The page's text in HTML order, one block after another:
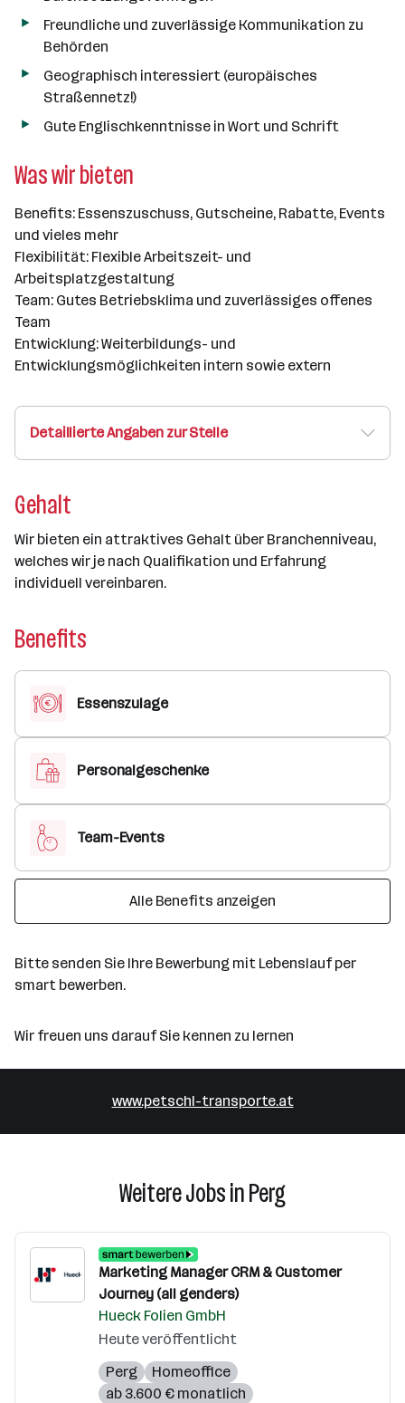
Freundliche und zuverlässige Kommunikation zu
Behörden
Geographisch interessiert (europäisches
Straßennetz!)
Gute Englischkenntnisse in Wort und Schrift
Was wir bieten
Benefits: Essenszuschuss, Gutscheine, Rabatte, Events
und vieles mehr
Flexibilität: Flexible Arbeitszeit- und
Arbeitsplatzgestaltung
Team: Gutes Betriebsklima und zuverlässiges offenes
Team
Entwicklung: Weiterbildungs- und
Entwicklungsmöglichkeiten intern sowie extern
Detaillierte Angaben zur Stelle
Gehalt
Wir bieten ein attraktives Gehalt über Branchenniveau,
welches wir je nach Qualifikation und Erfahrung
individuell vereinbaren.
Benefits
Essenszulage
Personalgeschenke
Team-Events
Alle Benefits anzeigen
Bitte senden Sie Ihre Bewerbung mit Lebenslauf per
smart bewerben.
Wir freuen uns darauf Sie kennen zu lernen
www.petschl-transporte.at
Weitere Jobs in Perg
Marketing Manager CRM & Customer
Journey (all genders)
Hueck Folien GmbH
Heute veröffentlicht
Perg
Homeoffice
ab 3.600 € monatlich